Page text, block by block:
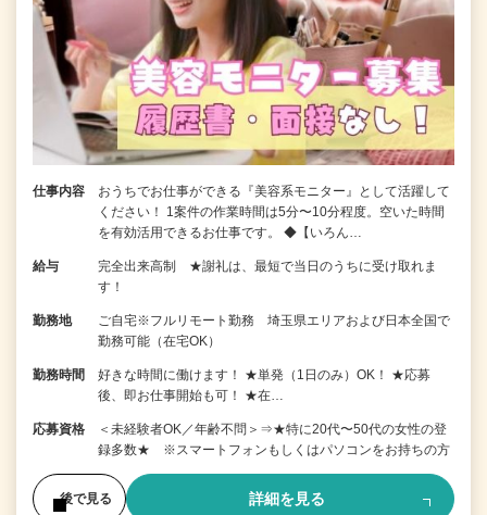
仕事内容
おうちでお仕事ができる『美容系モニター』として活躍して
ください！ 1案件の作業時間は5分〜10分程度。空いた時間
を有効活用できるお仕事です。 ◆【いろん…
給与
完全出来高制 ★謝礼は、最短で当日のうちに受け取れま
す！
勤務地
ご自宅※フルリモート勤務 埼玉県エリアおよび日本全国で
勤務可能（在宅OK）
勤務時間
好きな時間に働けます！ ★単発（1日のみ）OK！ ★応募
後、即お仕事開始も可！ ★在…
応募資格
＜未経験者OK／年齢不問＞⇒★特に20代〜50代の女性の登
録多数★ ※スマートフォンもしくはパソコンをお持ちの方
後で見る 詳細を見る